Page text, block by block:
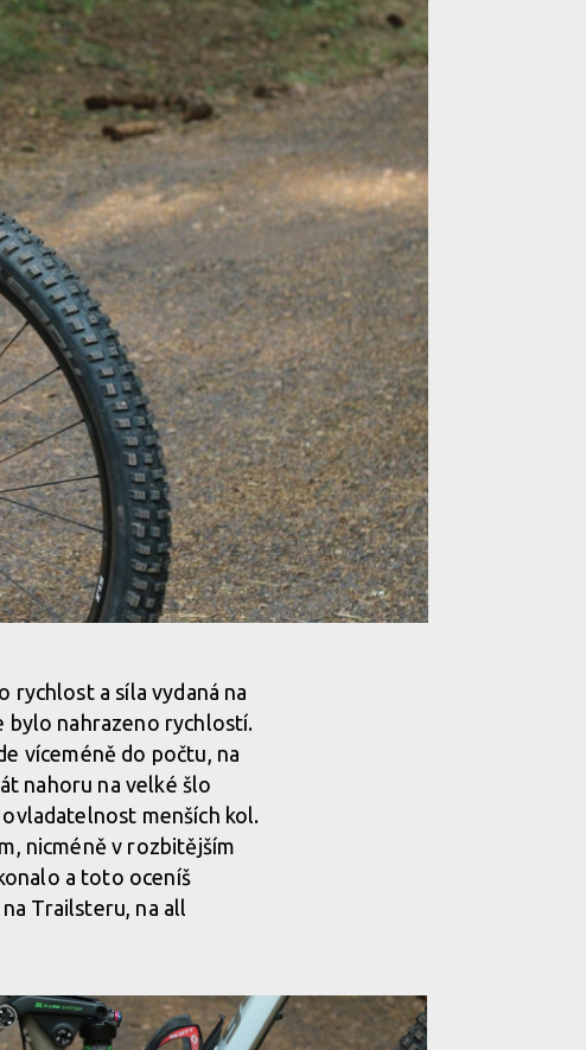
- rychlý all mountain ze St. Pauli
rychlost a síla vydaná na
bylo nahrazeno rychlostí.
víceméně do počtu, na
nahoru na velké šlo
menších kol.
nicméně v rozbitějším
a toto oceníš
Trailsteru, na all